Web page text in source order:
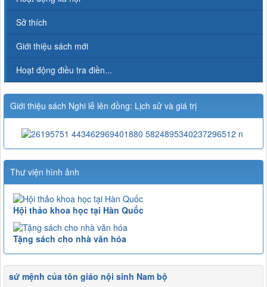
Sở thích
Giới thiệu sách mới
Hoạt động điều tra điền...
Giới thiệu sách Nghi lễ lên đồng: Lịch sử và giá trị
Thư viện hình ảnh
Hội thảo khoa học tại Hàn Quốc
Tặng sách cho nhà văn hóa
sứ mệnh của tôn giáo nội sinh Nam bộ